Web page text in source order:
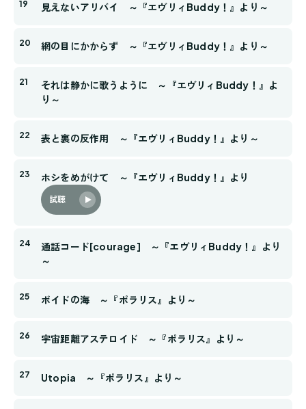
見えないアリバイ ～『エヴリィBuddy！』より～
網の目にかからず ～『エヴリィBuddy！』より～
それは静かに歌うように ～『エヴリィBuddy！』よ
り～
表と裏の反作用 ～『エヴリィBuddy！』より～
ホシをめがけて ～『エヴリィBuddy！』より
試聴
通話コード[courage] ～『エヴリィBuddy！』より
～
ボイドの海 ～『ポラリス』より～
宇宙距離アステロイド ～『ポラリス』より～
Utopia ～『ポラリス』より～